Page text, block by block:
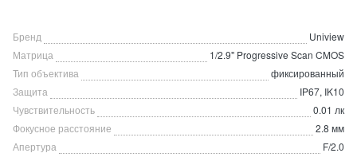
Бренд
Uniview
Матрица
1/2.9" Progressive Scan CMOS
Тип объектива
фиксированный
Защита
IP67, IK10
Чувствительность
0.01 лк
Фокусное расстояние
2.8 мм
Апертура
F/2.0